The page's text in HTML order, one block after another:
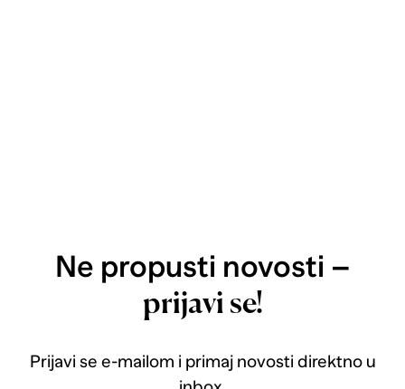
Ne propusti novosti –
prijavi se!
Prijavi se e-mailom i primaj novosti direktno u